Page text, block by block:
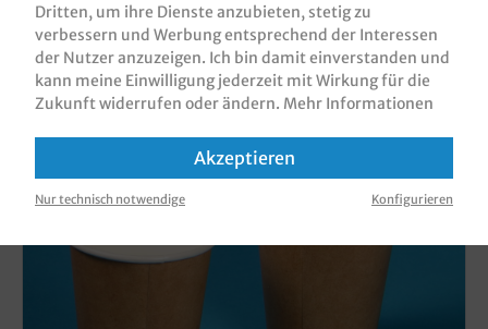
ZUBEHÖR
Dritten, um ihre Dienste anzubieten, stetig zu
verbessern und Werbung entsprechend der Interessen
der Nutzer anzuzeigen. Ich bin damit einverstanden und
kann meine Einwilligung jederzeit mit Wirkung für die
Zukunft widerrufen oder ändern. Mehr Informationen
Akzeptieren
Nur technisch notwendige Konfigurieren